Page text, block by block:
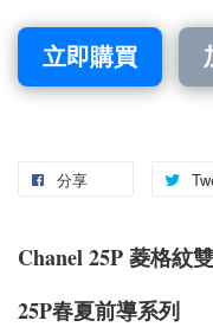
立即購買
分享
Chanel 25P 菱格紋
25P春夏前導系列